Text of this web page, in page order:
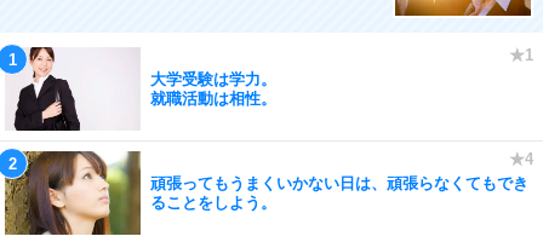
大学受験は学力。
就職活動は相性。
頑張ってもうまくいかない日は、頑張らなくてもでき
ることをしよう。